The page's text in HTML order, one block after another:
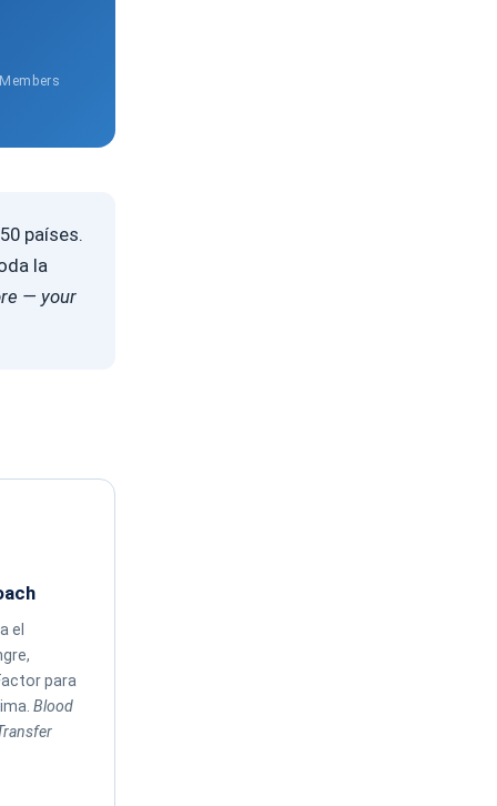
países.
la
— your
el
para
Blood